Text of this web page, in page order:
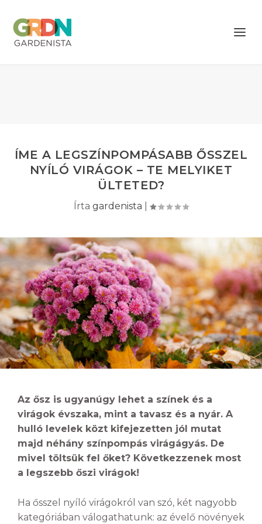
ÍME A LEGSZÍNPOMPÁSABB ŐSSZEL
NYÍLÓ VIRÁGOK – TE MELYIKET
ÜLTETED?
Írta gardenista
Az ősz is ugyanúgy lehet a színek és a
virágok évszaka, mint a tavasz és a nyár. A
hulló levelek közt kifejezetten jól mutat
majd néhány színpompás virágágyás. De
mivel töltsük fel őket? Következzenek most
a legszebb őszi virágok!
Ha ősszel nyíló virágokról van szó, két nagyobb
kategóriában válogathatunk: az évelő növények